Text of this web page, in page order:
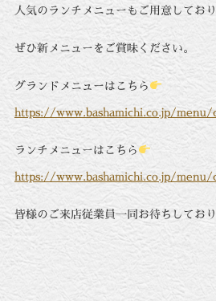
人気のランチメニューもご用意しており
ぜひ新メニューをご賞味ください。
グランドメニューはこちら
https://www.bashamichi.co.jp/
ランチメニューはこちら
https://www.bashamichi.co.jp/
皆様のご来店従業員一同お待ちしており